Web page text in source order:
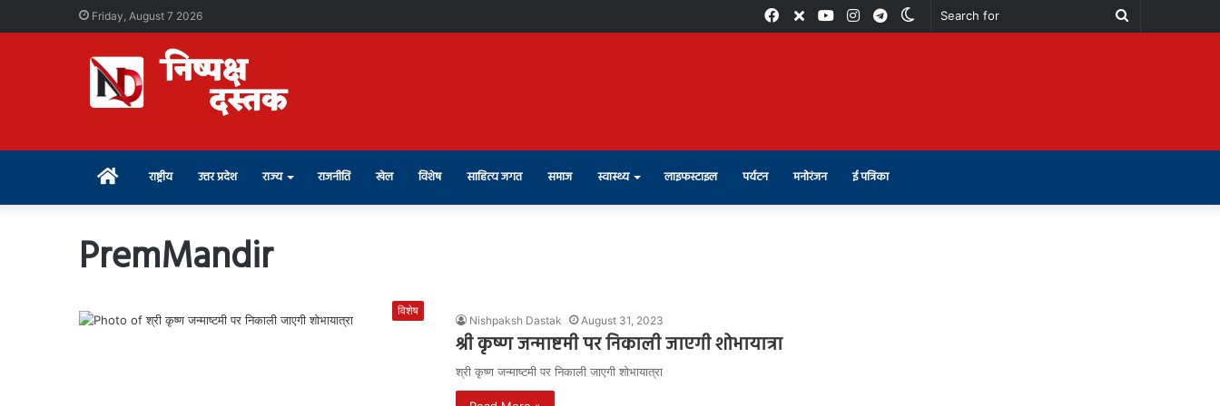
Friday, August 7 2026
Search
Switch
Telegram
Instagram
Youtube
X
Facebook
Home राष्ट्रीय उत्तर प्रदेश राज्य राजनीति खेल विशेष साहित्य जगत समाज स्वास्थ्य लाइफस्टाइल पर्यटन मनोरंजन ई पत्रिका
PremMandir
विशेष
Nishpaksh Dastak August 31, 2023
श्री कृष्ण जन्माष्टमी पर निकाली जाएगी शोभायात्रा
श्री कृष्ण जन्माष्टमी पर निकाली जाएगी शोभायात्रा